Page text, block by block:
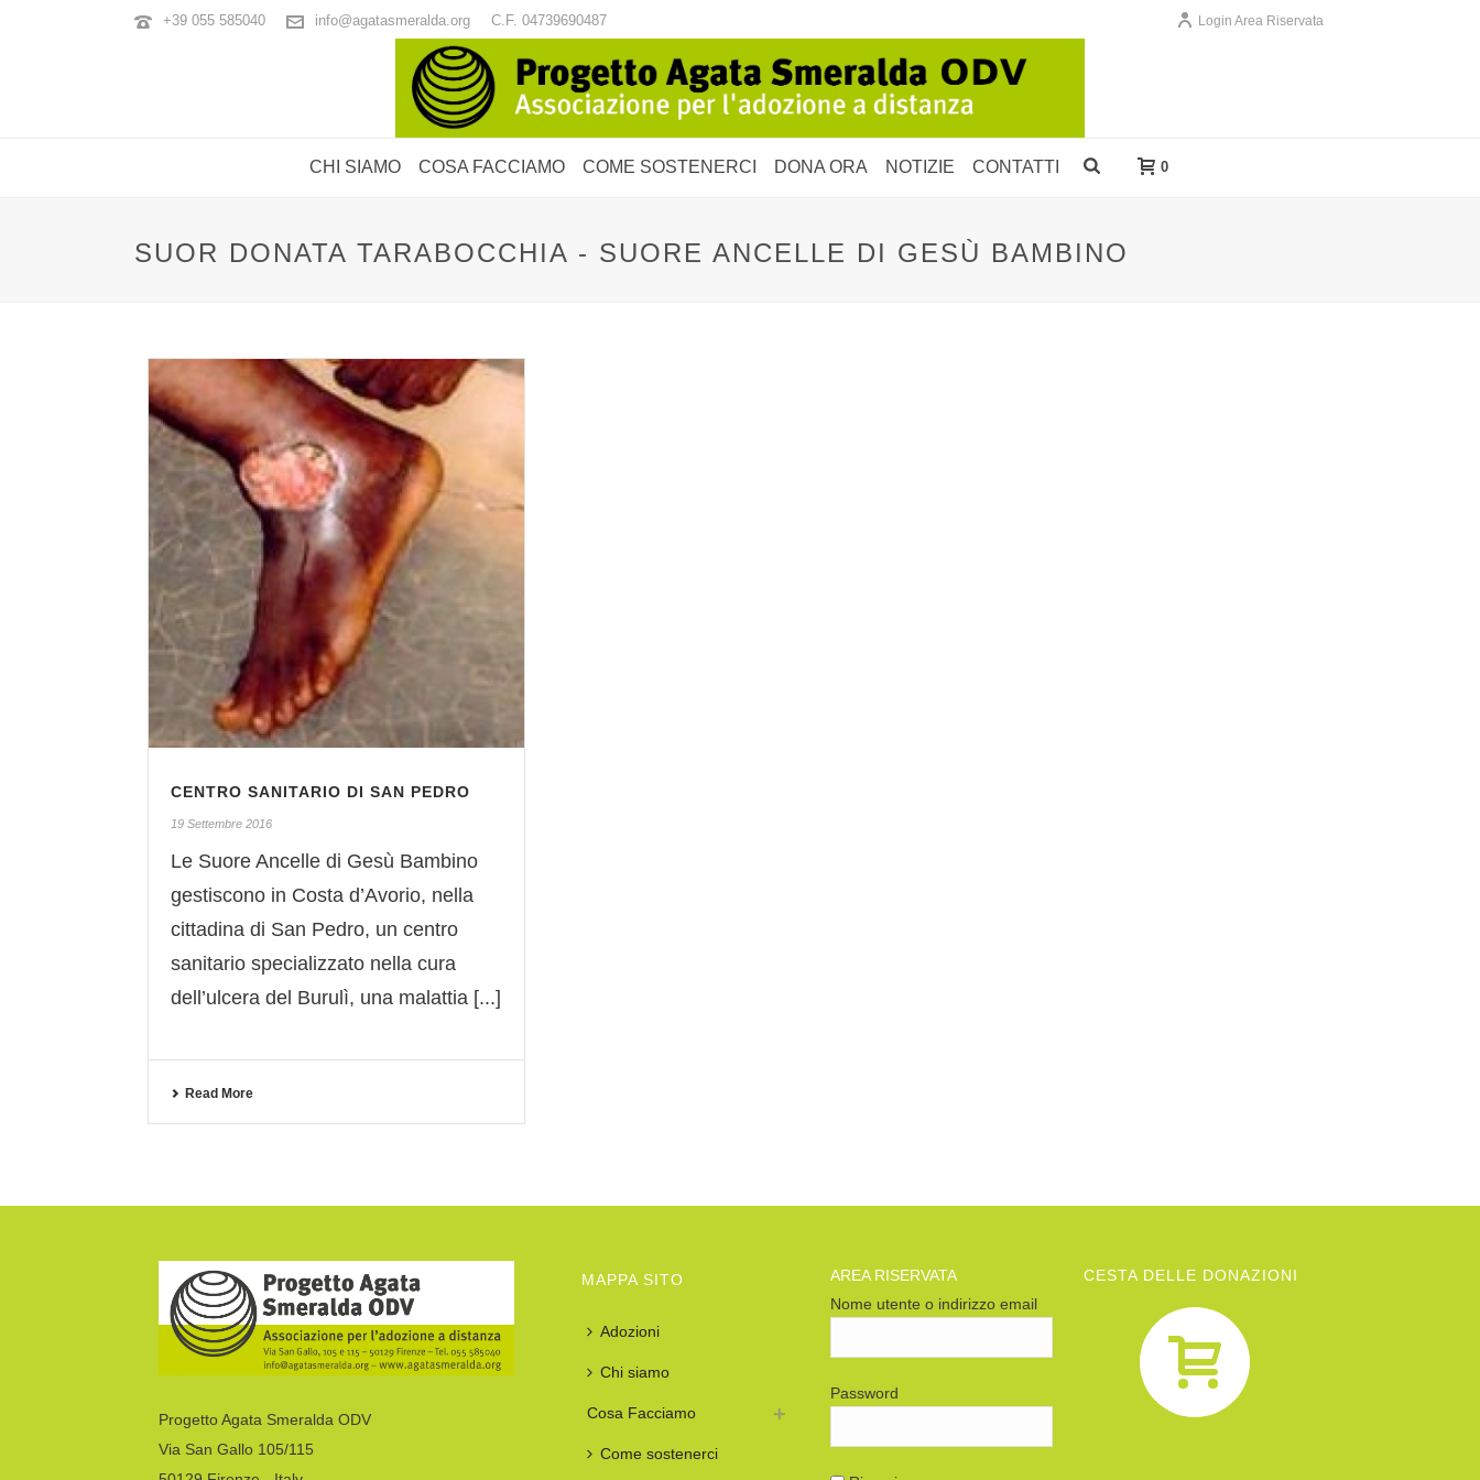
+39 055 585040 info@agatasmeralda.org C.F. 04739690487 Login Area Riservata
CHI SIAMO COSA FACCIAMO COME SOSTENERCI DONA ORA NOTIZIE CONTATTI 0
SUOR DONATA TARABOCCHIA - SUORE ANCELLE DI GESÙ BAMBINO
CENTRO SANITARIO DI SAN PEDRO
19 Settembre 2016
Le Suore Ancelle di Gesù Bambino
gestiscono in Costa d’Avorio, nella
cittadina di San Pedro, un centro
sanitario specializzato nella cura
dell’ulcera del Burulì, una malattia [...]
Read More
Progetto Agata Smeralda ODV
Via San Gallo 105/115
MAPPA SITO
Adozioni
Chi siamo
Cosa Facciamo
Come sostenerci
AREA RISERVATA
Nome utente o indirizzo email
Password
CESTA DELLE DONAZIONI